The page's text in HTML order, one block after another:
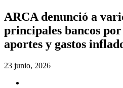
ARCA denunció a
principales bancos
aportes y gastos
23 junio, 2026